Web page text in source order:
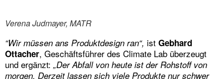
Verena Judmayer, MATR
“Wir müssen ans Produktdesign ran“, ist Gebhard
Ottacher, Geschäftsführer des Climate Lab überzeugt
und ergänzt: „Der Abfall von heute ist der Rohstoff von
morgen. Derzeit lassen sich viele Produkte nur schwer